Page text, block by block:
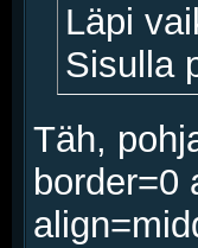
Läpi
Sisulla
Täh,
border=0